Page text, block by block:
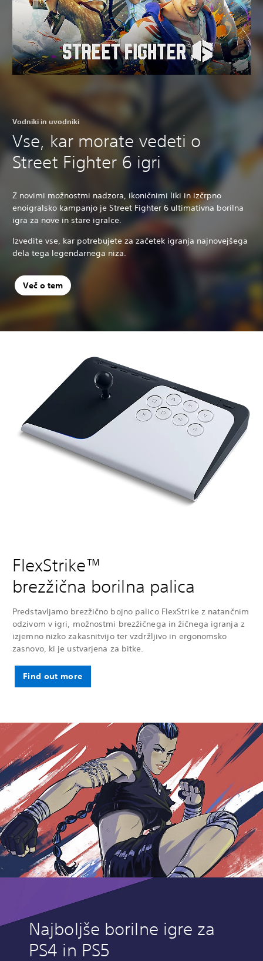
Vodniki in uvodniki
Vse, kar morate vedeti o
Street Fighter 6 igri
Z novimi možnostmi nadzora, ikoničnimi liki in izčrpno
enoigralsko kampanjo je Street Fighter 6 ultimativna borilna
igra za nove in stare igralce.
Izvedite vse, kar potrebujete za začetek igranja najnovejšega
dela tega legendarnega niza.
Več o tem
FlexStrike™
brezžična borilna palica
Predstavljamo brezžično bojno palico FlexStrike z natančnim
odzivom v igri, možnostmi brezžičnega in žičnega igranja z
izjemno nizko zakasnitvijo ter vzdržljivo in ergonomsko
zasnovo, ki je ustvarjena za bitke.
Find out more
Najboljše borilne igre za
PS4 in PS5